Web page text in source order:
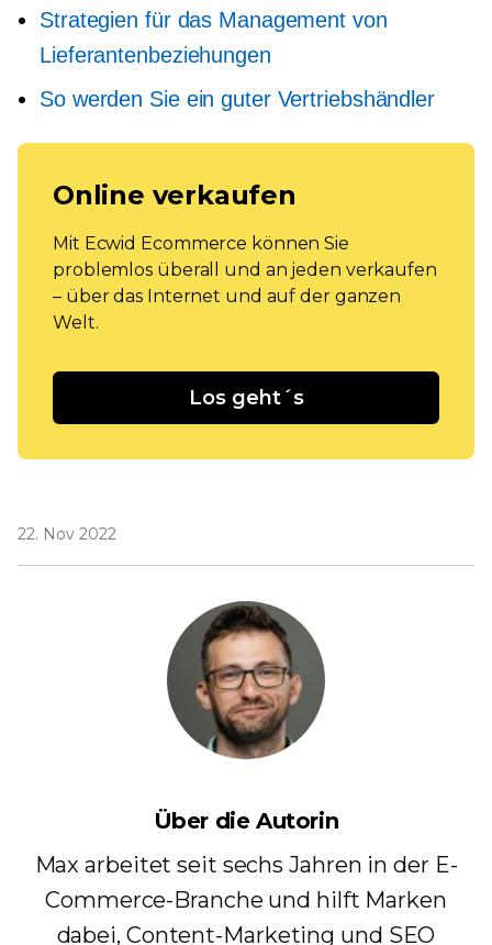
Strategien für das Management von
Lieferantenbeziehungen
So werden Sie ein guter Vertriebshändler
Online verkaufen
Mit Ecwid Ecommerce können Sie
problemlos überall und an jeden verkaufen
– über das Internet und auf der ganzen
Welt.
Los geht´s
22. Nov 2022
Über die Autorin
Max arbeitet seit sechs Jahren in der E-
Commerce-Branche und hilft Marken
dabei, Content-Marketing und SEO